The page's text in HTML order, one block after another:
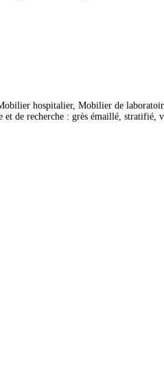
hospitalier, Mobilier de
de recherche : grès émaillé, stratifié,